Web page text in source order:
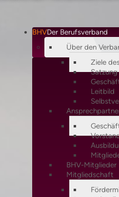
BHVDer Berufsverband
Über den
Ziele
Satzung
Leitbild
BHV-Mitglieder
Mitgliedschaft